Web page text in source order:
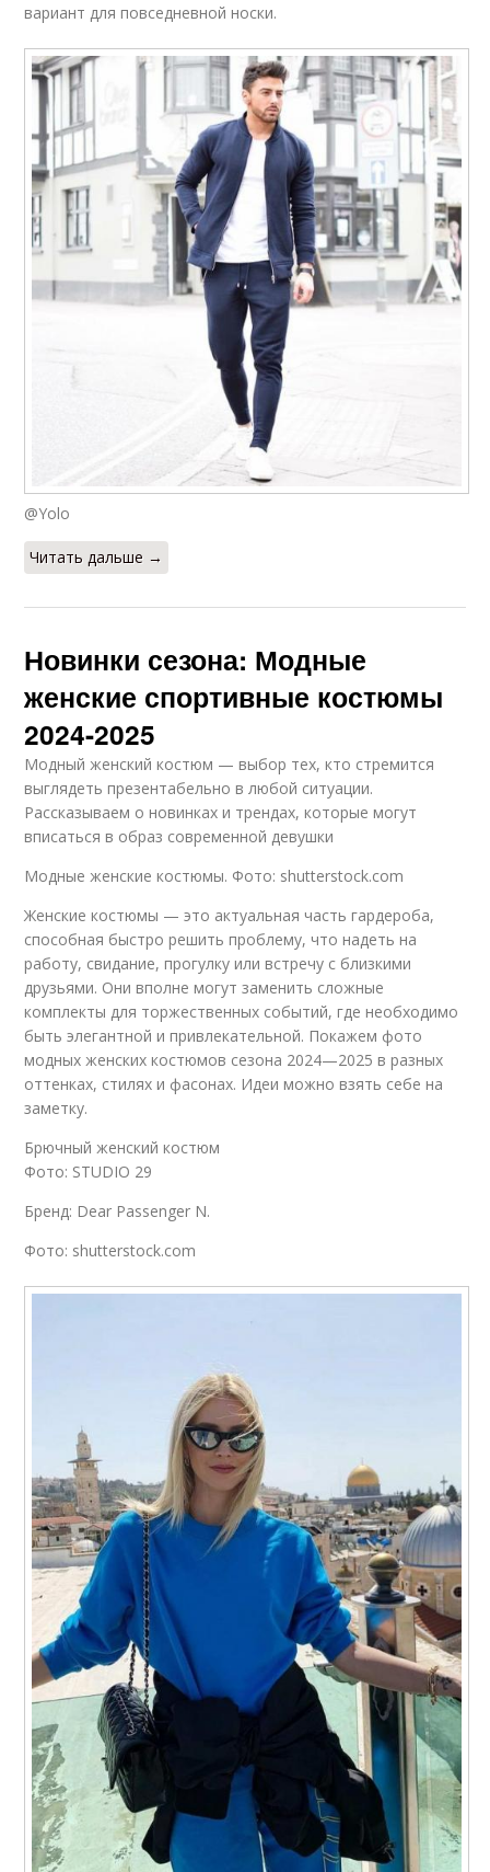
вариант для повседневной носки.
@Yolo
Читать дальше →
Новинки сезона: Модные
женские спортивные костюмы
2024-2025
Модный женский костюм — выбор тех, кто стремится
выглядеть презентабельно в любой ситуации.
Рассказываем о новинках и трендах, которые могут
вписаться в образ современной девушки
Модные женские костюмы. Фото: shutterstock.com
Женские костюмы — это актуальная часть гардероба,
способная быстро решить проблему, что надеть на
работу, свидание, прогулку или встречу с близкими
друзьями. Они вполне могут заменить сложные
комплекты для торжественных событий, где необходимо
быть элегантной и привлекательной. Покажем фото
модных женских костюмов сезона 2024—2025 в разных
оттенках, стилях и фасонах. Идеи можно взять себе на
заметку.
Брючный женский костюм
Фото: STUDIO 29
Бренд: Dear Passenger N.
Фото: shutterstock.com